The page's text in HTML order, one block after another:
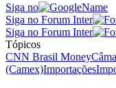
Siga no
Siga no Forum Inter
Siga no Forum Inter
Tópicos
CNN Brasil Money
(Camex)Importações